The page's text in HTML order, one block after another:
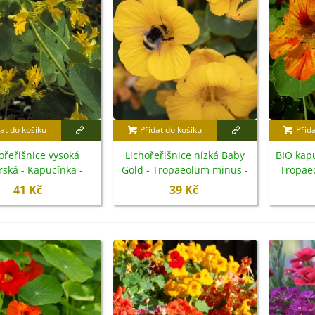
do košíku
vysoká
- Kapucínka -
peregrinum -
41 Kč
Přidat do košíku
Lichořeřišnice nízká Baby
Gold - Tropaeolum minus -
semena - 8 ks
39 Kč
BIO